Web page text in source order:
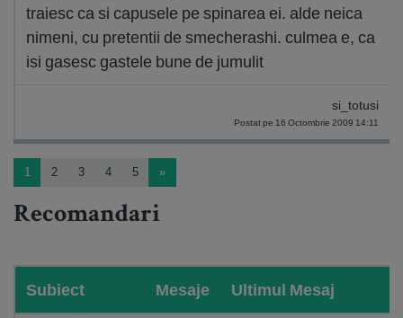
traiesc ca si capusele pe spinarea ei. alde neica
nimeni, cu pretentii de smecherashi. culmea e, ca
isi gasesc gastele bune de jumulit
si_totusi
Postat pe 16 Octombrie 2009 14:11
1 2 3 4 5 »
Recomandari
Subiect Mesaje Ultimul Mesaj